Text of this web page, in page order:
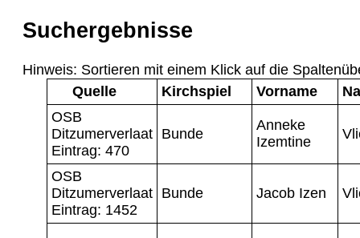
Suchergebnisse
Hinweis: Sortieren mit einem Klick auf die
Quelle
Kirchspiel Vorname
OSB
Ditzumerverlaat
Eintrag: 470
Bunde
Anneke
Izemtine
OSB
Ditzumerverlaat
Eintrag: 1452
Bunde Jacob Izen